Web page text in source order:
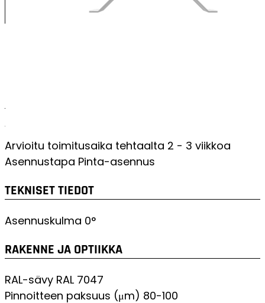
Valmistusmaa
Arvioitu toimitusaika tehtaalta 2 - 3 viikkoa
Asennustapa Pinta-asennus
TEKNISET TIEDOT
Asennuskulma 0°
RAKENNE JA OPTIIKKA
RAL-sävy RAL 7047
Pinnoitteen paksuus (μm) 80-100